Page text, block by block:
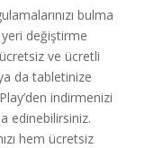
bulma
değiştirme
ve ücretli
da tabletinize
indirmenizi
edinebilirsiniz.
hem ücretsiz